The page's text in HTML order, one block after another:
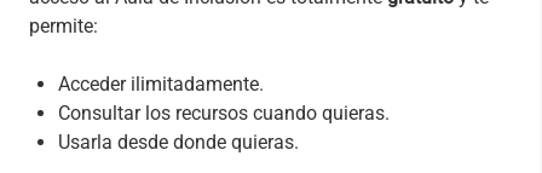
permite:
Acceder ilimitadamente.
Consultar los recursos cuando quieras.
Usarla desde donde quieras.